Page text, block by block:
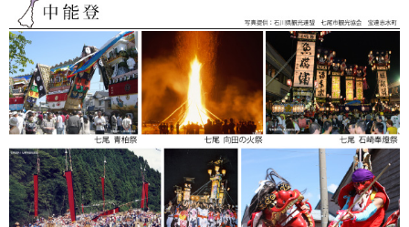
画像の烏帽子は石川県能登地方での祭礼に使用される、神様を先
導し道を清める猿田彦が天狗の面をつけてかぶるタイプの烏帽子
（えぼし）の一例です。兜のように前立てがついた品や左右の装
飾が凝ったものも地域により多くみられます。タテ30ｃｍ～40ｃ
ｍ位あります。
統一されたものではなく、それぞれの地域で違っています。
「猿田彦」